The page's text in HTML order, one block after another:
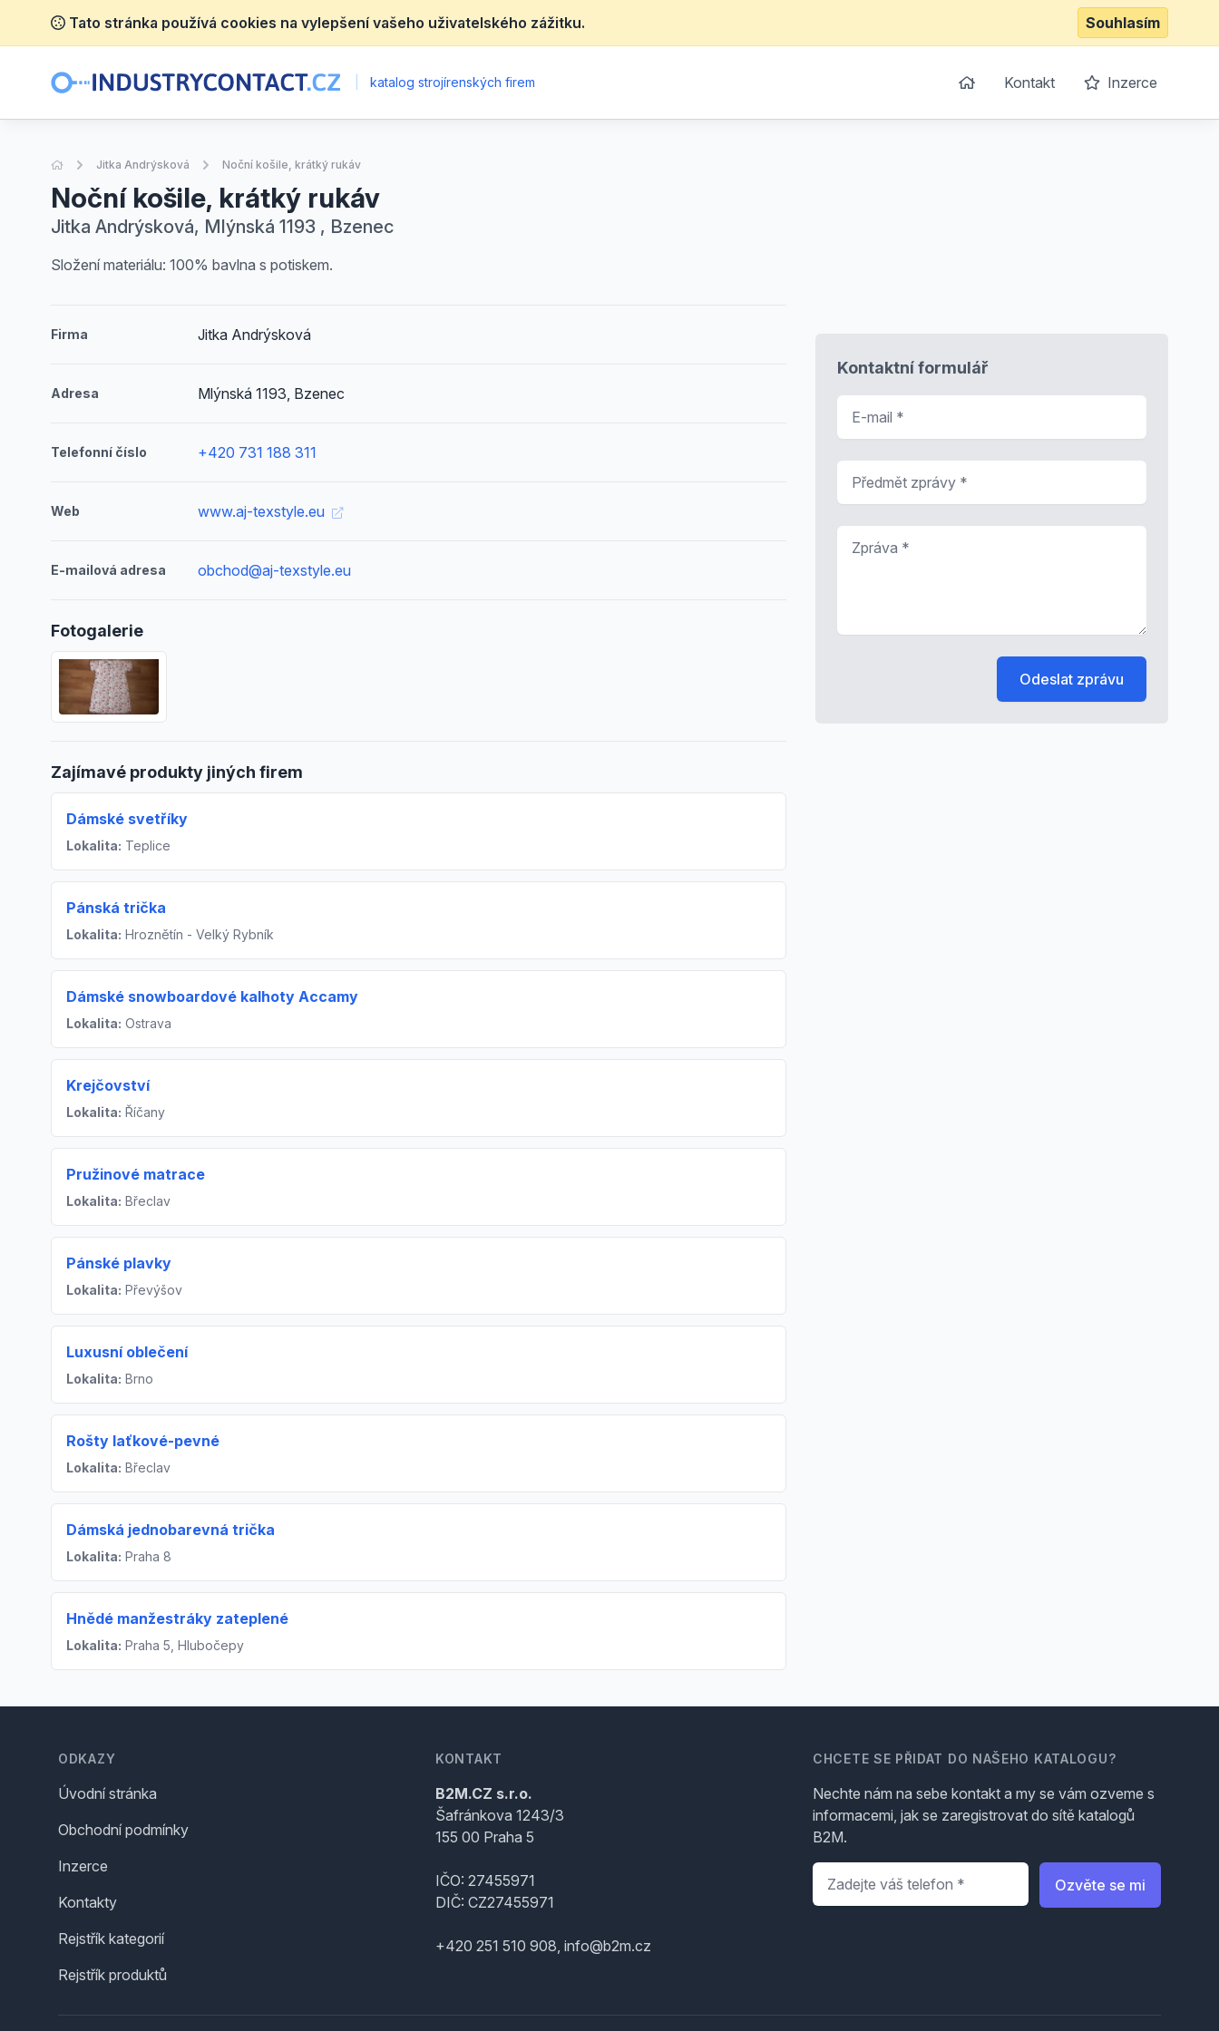
Tato stránka používá cookies na vylepšení vašeho uživatelského zážitku. Souhlasím
katalog strojírenských firem Kontakt Inzerce
Úvodní stránka
Jitka Andrýsková Noční košile, krátký rukáv
Noční košile, krátký rukáv
Jitka Andrýsková, Mlýnská 1193 , Bzenec
Složení materiálu: 100% bavlna s potiskem.
Firma Jitka Andrýsková
Adresa Mlýnská 1193, Bzenec
Telefonní číslo +420 731 188 311
Web www.aj-texstyle.eu
E-mailová adresa obchod@aj-texstyle.eu
Fotogalerie
Zajímavé produkty jiných firem
Dámské svetříky
Lokalita: Teplice
Pánská trička
Lokalita: Hroznětín - Velký Rybník
Dámské snowboardové kalhoty Accamy
Lokalita: Ostrava
Krejčovství
Lokalita: Říčany
Pružinové matrace
Lokalita: Břeclav
Pánské plavky
Lokalita: Převýšov
Luxusní oblečení
Lokalita: Brno
Rošty laťkové-pevné
Lokalita: Břeclav
Dámská jednobarevná trička
Lokalita: Praha 8
Hnědé manžestráky zateplené
Lokalita: Praha 5, Hlubočepy
Kontaktní formulář
Odeslat zprávu
ODKAZY
Úvodní stránka
Obchodní podmínky
Inzerce
Kontakty
Rejstřík kategorií
Rejstřík produktů
KONTAKT
B2M.CZ s.r.o.
Šafránkova 1243/3
155 00 Praha 5
IČO: 27455971
DIČ: CZ27455971
+420 251 510 908, info@b2m.cz
CHCETE SE PŘIDAT DO NAŠEHO KATALOGU?
Nechte nám na sebe kontakt a my se vám ozveme s
informacemi, jak se zaregistrovat do sítě katalogů
B2M.
Telefon
Ozvěte se mi